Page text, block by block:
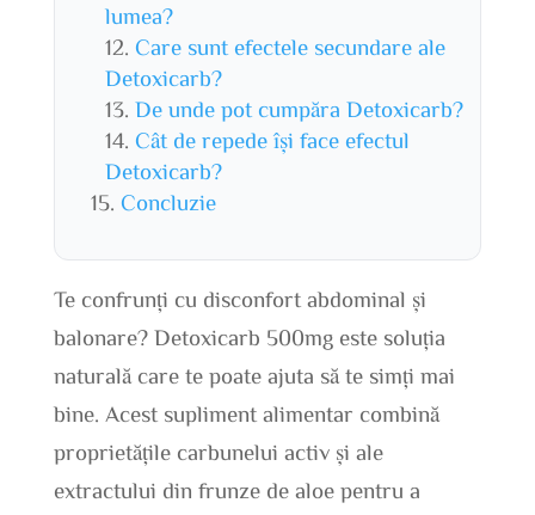
lumea?
Care sunt efectele secundare ale
Detoxicarb?
De unde pot cumpăra Detoxicarb?
Cât de repede își face efectul
Detoxicarb?
Concluzie
Te confrunți cu disconfort abdominal și
balonare? Detoxicarb 500mg este soluția
naturală care te poate ajuta să te simți mai
bine. Acest supliment alimentar combină
proprietățile carbunelui activ și ale
extractului din frunze de aloe pentru a